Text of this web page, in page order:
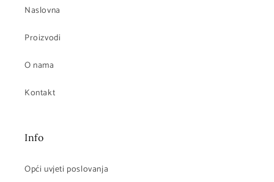
Naslovna
Proizvodi
O nama
Kontakt
Info
Opći uvjeti poslovanja